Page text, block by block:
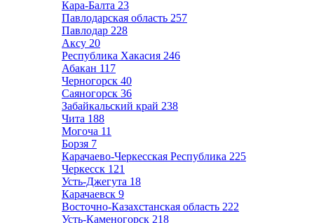
Кара-Балта 23
Павлодарская область 257
Павлодар 228
Аксу 20
Республика Хакасия 246
Абакан 117
Черногорск 40
Саяногорск 36
Забайкальский край 238
Чита 188
Могоча 11
Борзя 7
Карачаево-Черкесская Республика 225
Черкесск 121
Усть-Джегута 18
Карачаевск 9
Восточно-Казахстанская область 222
Усть-Каменогорск 218